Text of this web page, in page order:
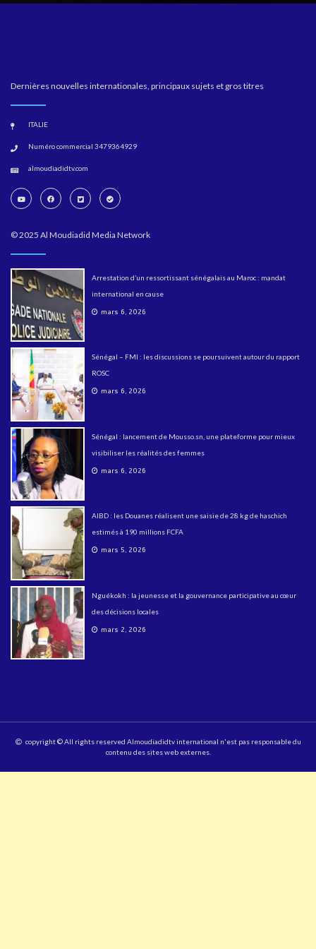
Dernières nouvelles internationales, principaux sujets et gros titres
ITALIE
Numéro commercial 3479364929
almoudiadidtv.com
© 2025 Al Moudiadid Media Network
Arrestation d’un ressortissant sénégalais au Maroc : mandat
international en cause
mars 6, 2026
Sénégal – FMI : les discussions se poursuivent autour du rapport
ROSC
mars 6, 2026
Sénégal : lancement de Mousso.sn, une plateforme pour mieux
visibiliser les réalités des femmes
mars 6, 2026
AIBD : les Douanes réalisent une saisie de 28 kg de haschich
estimés à 190 millions FCFA
mars 5, 2026
Nguékokh : la jeunesse et la gouvernance participative au cœur
des décisions locales
mars 2, 2026
copyright © All rights reserved Almoudiadidtv international n'est pas responsable du
contenu des sites web externes.